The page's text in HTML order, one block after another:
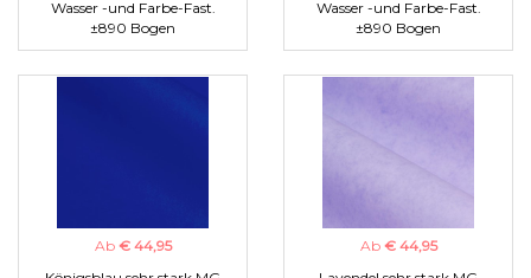
Wasser -und Farbe-Fast.
±890 Bogen
Wasser -und Farbe-Fast.
±890 Bogen
Ab € 44,95
Ab € 44,95